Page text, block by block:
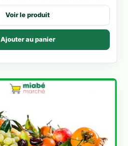
Voir le produit
Ajouter au panier